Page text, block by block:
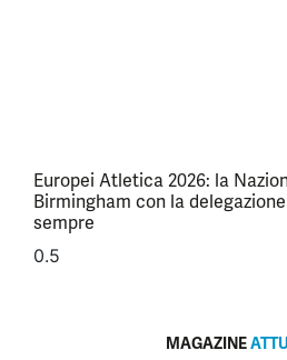
Europei Atletica 2026: la
Birmingham con la
sempre
MAGAZINE